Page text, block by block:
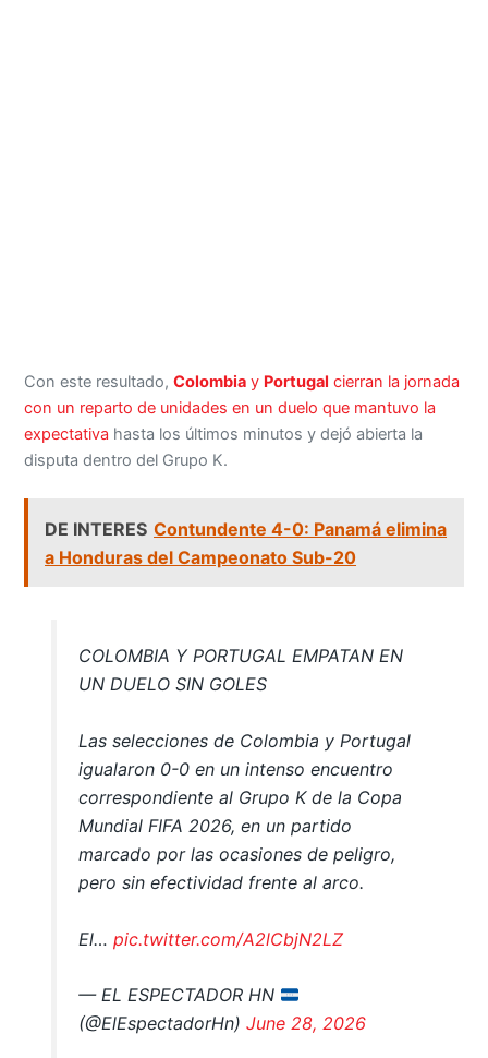
Con este resultado, Colombia y Portugal cierran la jornada
con un reparto de unidades en un duelo que mantuvo la
expectativa hasta los últimos minutos y dejó abierta la
disputa dentro del Grupo K.
DE INTERES Contundente 4-0: Panamá elimina
a Honduras del Campeonato Sub-20
COLOMBIA Y PORTUGAL EMPATAN EN
UN DUELO SIN GOLES
Las selecciones de Colombia y Portugal
igualaron 0-0 en un intenso encuentro
correspondiente al Grupo K de la Copa
Mundial FIFA 2026, en un partido
marcado por las ocasiones de peligro,
pero sin efectividad frente al arco.
El… pic.twitter.com/A2lCbjN2LZ
— EL ESPECTADOR HN
(@ElEspectadorHn) June 28, 2026